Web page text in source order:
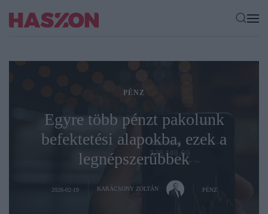
PÉNZ
Egyre több pénzt pakolunk
befektetési alapokba, ezek a
legnépszerűbbek
2026-02-19 KARÁCSONY ZOLTÁN PÉNZ